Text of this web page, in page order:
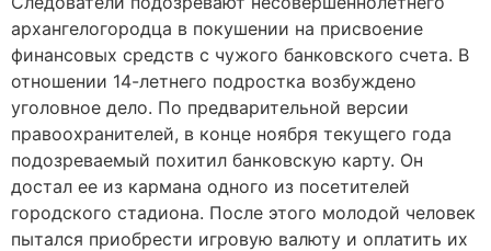
архангелогородца в покушении на присвоение
финансовых средств с чужого банковского счета. В
отношении 14-летнего подростка возбуждено
уголовное дело. По предварительной версии
правоохранителей, в конце ноября текущего года
подозреваемый похитил банковскую карту. Он
достал ее из кармана одного из посетителей
городского стадиона. После этого молодой человек
пытался приобрести игровую валюту и оплатить их